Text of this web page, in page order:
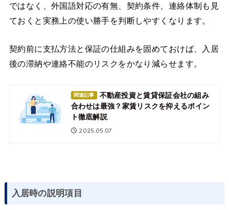
ではなく、外国語対応の有無、契約条件、連絡体制も見
ておくと実務上の使い勝手を判断しやすくなります。
契約前に支払方法と保証の仕組みを固めておけば、入居
後の滞納や連絡不能のリスクをかなり減らせます。
関連記事
不動産投資と賃貸保証会社の組み
合わせは最強？家賃リスクを抑えるポイン
ト徹底解説
2025.05.07
入居時の説明項目